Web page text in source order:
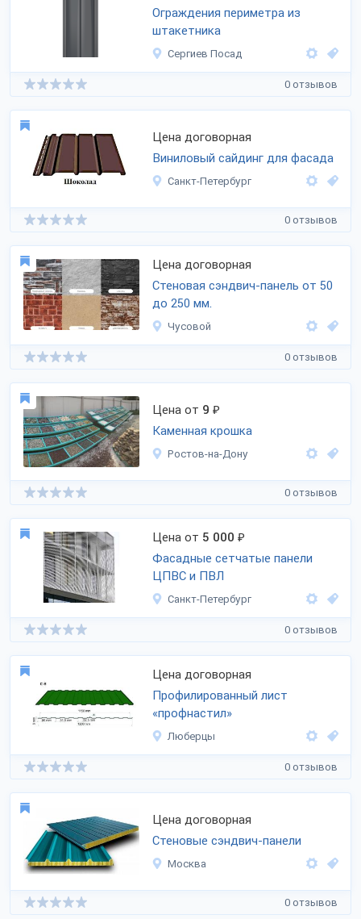
Ограждения периметра из
штакетника
Сергиев Посад
0 отзывов
Цена договорная
Виниловый сайдинг для фасада
Санкт-Петербург
0 отзывов
Цена договорная
Стеновая сэндвич-панель от 50
до 250 мм.
Чусовой
0 отзывов
Цена от 9 ₽
Каменная крошка
Ростов-на-Дону
0 отзывов
Цена от 5 000 ₽
Фасадные сетчатые панели
ЦПВС и ПВЛ
Санкт-Петербург
0 отзывов
Цена договорная
Профилированный лист
«профнастил»
Люберцы
0 отзывов
Цена договорная
Стеновые сэндвич-панели
Москва
0 отзывов